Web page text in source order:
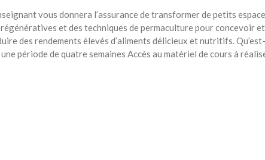
vous donnera l’assurance de transformer de petits
et des techniques de permaculture pour concevoir
des rendements élevés d’aliments délicieux et nutritifs.
période de quatre semaines Accès au matériel de cours à